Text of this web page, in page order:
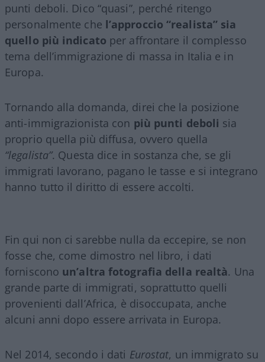
punti deboli. Dico “quasi”, perché ritengo
personalmente che l’approccio “realista” sia
quello più indicato per affrontare il complesso
tema dell’immigrazione di massa in Italia e in
Europa.
Tornando alla domanda, direi che la posizione
anti-immigrazionista con più punti deboli sia
proprio quella più diffusa, ovvero quella
“legalista”. Questa dice in sostanza che, se gli
immigrati lavorano, pagano le tasse e si integrano
hanno tutto il diritto di essere accolti.
Fin qui non ci sarebbe nulla da eccepire, se non
fosse che, come dimostro nel libro, i dati
forniscono un’altra fotografia della realtà. Una
grande parte di immigrati, soprattutto quelli
provenienti dall’Africa, è disoccupata, anche
alcuni anni dopo essere arrivata in Europa.
Nel 2014, secondo i dati Eurostat, un immigrato su